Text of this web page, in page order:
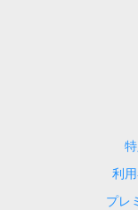
利
プレ